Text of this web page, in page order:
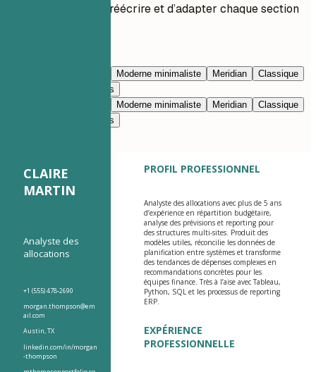
Demandez à l’IA de réécrire et d’adapter chaque section
Moderne minimaliste Meridian
Classique
Nimbus
Moderne minimaliste Meridian
Classique
Nimbus
CLAIRE
MARTIN
Analyste des
allocations
+1 (555) 478-2690
morgan.thompson@em
ail.com
Austin, TX
linkedin.com/in/morgan
-thompson
PROFIL PROFESSIONNEL
Analyste des allocations avec plus de 5 ans
d’expérience en répartition budgétaire,
analyse des prévisions et reporting pour
des structures multi-sites. Produit des
modèles utiles, réconcilie les données de
planification entre systèmes et transforme
des tendances de dépenses complexes en
recommandations concrètes pour les
équipes finance. Très à l’aise avec Tableau,
Python, SQL et les processus de reporting
ERP.
EXPÉRIENCE
PROFESSIONNELLE